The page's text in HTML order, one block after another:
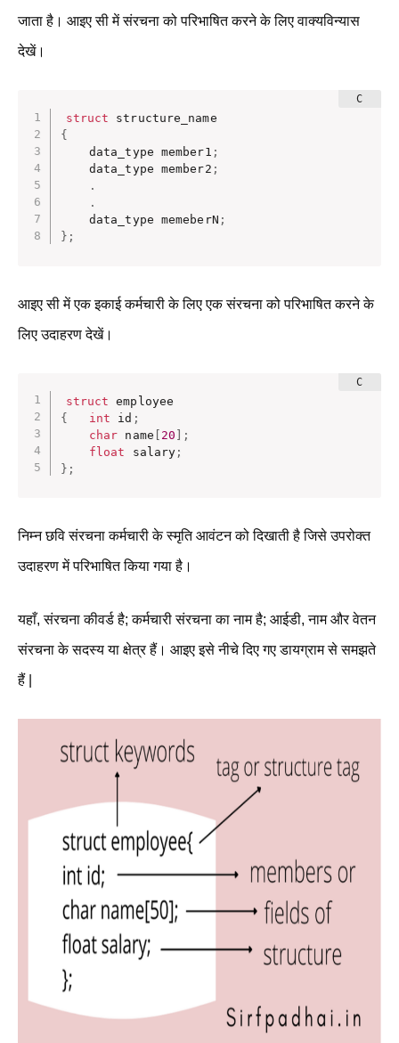
जाता है। आइए सी में संरचना को परिभाषित करने के लिए वाक्यविन्यास
देखें।
struct
{
    data_type member1
;
    data_type member2
;
.
.
    data_type memeberN
;
} ;
आइए सी में एक इकाई कर्मचारी के लिए एक संरचना को परिभाषित करने के
लिए उदाहरण देखें।
struct
{
int id ;
char name [ 20 ] ;
float salary ;
} ;
निम्न छवि संरचना कर्मचारी के स्मृति आवंटन को दिखाती है जिसे उपरोक्त
उदाहरण में परिभाषित किया गया है।
यहाँ, संरचना कीवर्ड है; कर्मचारी संरचना का नाम है; आईडी, नाम और वेतन
संरचना के सदस्य या क्षेत्र हैं। आइए इसे नीचे दिए गए डायग्राम से समझते
हैं |